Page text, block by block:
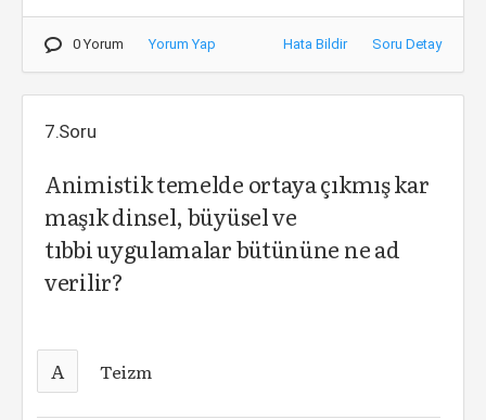
0 Yorum Yorum Yap Hata Bildir Soru Detay
7.Soru
Animistik temelde ortaya çıkmış kar
maşık dinsel, büyüsel ve
tıbbi uygulamalar bütününe ne ad
verilir?
A Teizm